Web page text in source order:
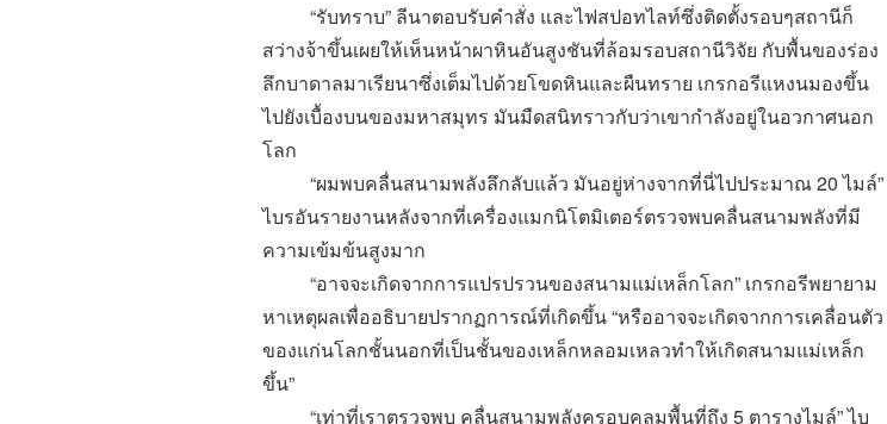
“รับทราบ” ลีนาตอบรับคำสั่ง และไฟสปอทไลท์ซึ่งติดตั้งรอบๆสถานีก็
สว่างจ้าขึ้นเผยให้เห็นหน้าผาหินอันสูงชันที่ล้อมรอบสถานีวิจัย กับพื้นของร่อง
ลึกบาดาลมาเรียนาซึ่งเต็มไปด้วยโขดหินและผืนทราย เกรกอรีแหงนมองขึ้น
ไปยังเบื้องบนของมหาสมุทร มันมืดสนิทราวกับว่าเขากำลังอยู่ในอวกาศนอก
โลก
“ผมพบคลื่นสนามพลังลึกลับแล้ว มันอยู่ห่างจากที่นี่ไปประมาณ 20 ไมล์”
ไบรอันรายงานหลังจากที่เครื่องแมกนิโตมิเตอร์ตรวจพบคลื่นสนามพลังที่มี
ความเข้มข้นสูงมาก
“อาจจะเกิดจากการแปรปรวนของสนามแม่เหล็กโลก” เกรกอรีพยายาม
หาเหตุผลเพื่ออธิบายปรากฏการณ์ที่เกิดขึ้น“หรืออาจจะเกิดจากการเคลื่อนตัว
ของแก่นโลกชั้นนอกที่เป็นชั้นของเหล็กหลอมเหลวทำให้เกิดสนามแม่เหล็ก
ขึ้น”
“เท่าที่เราตรวจพบ คลื่นสนามพลังครอบคลุมพื้นที่ถึง 5 ตารางไมล์”ไบ